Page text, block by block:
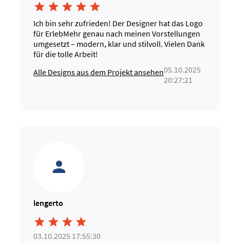
    
Ich bin sehr zufrieden! Der Designer hat das Logo
für ErlebMehr genau nach meinen Vorstellungen
umgesetzt – modern, klar und stilvoll. Vielen Dank
für die tolle Arbeit!
Alle Designs aus dem Projekt ansehen05.10.2025
20:27:21
lengerto
   
03.10.2025 17:55:30